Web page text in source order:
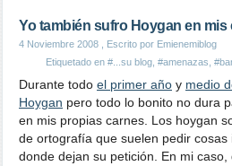
Yo también sufro Hoygan en mis
4 Noviembre 2008 , Escrito por Emienemiblog
Etiquetado en #...su blog #amenazas
Durante todo el primer año y medio
Hoygan pero todo lo bonito no dura
en mis propias carnes. Los hoygan
de ortografía que suelen pedir
donde dejan su petición. En mi